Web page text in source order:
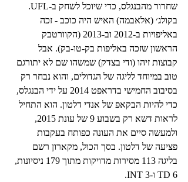
שחרור מהבנגלס, כדי שיוכל לשחק ב-UFL.
בקולג׳ (אלאבמה) האיש היה כוכב - זכה
באליפויות ב-2012 וב-2013 (הקוורטבק
הראשון שזכה באליפות בק-טו-בק). אבל
קבוצות זיהו (ודי בצדק) שמשהו שם לא יתורגם
טוב במיוחד לליגה של הגדולים, והוא נבחר רק
בסיבוב החמישי בדראפט 2014 על ידי הבנגלס,
כדי להיות הבקאפ של אנדי דלטון. הוא התחיל
לראות דשא רק בשבוע 9 של עונת 2015,
ולמעשה סיים את העונה כפותח בעקבות
פציעה של דלטון. בסך הכול, מקארון רשם
בליגה 113 מסירות מדויקות מתוך 179 ניסיונות,
6 TD ו-3 INT.